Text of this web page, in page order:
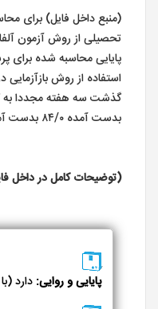
(منبع داخل فایل) برای
تحصیلی از روش آزمون
استفاده از روش بازآزمایی
گذشت سه هفته مجددا به
بدست آمده ۸۴/۰ بدست آمد.
(توضیحات کامل در داخل
پایایی و روایی: دارد